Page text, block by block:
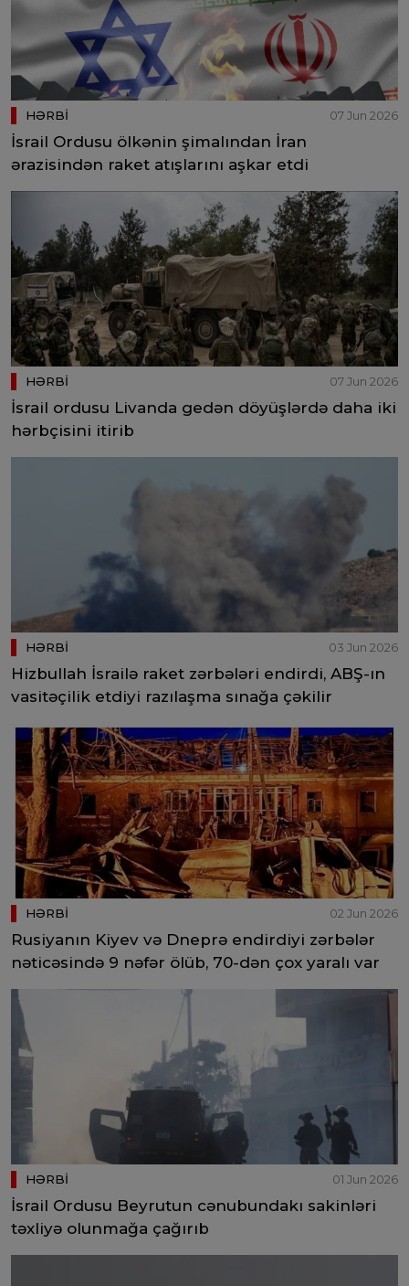
HƏRBİ 07 Jun 2026
İsrail Ordusu ölkənin şimalından İran
ərazisindən raket atışlarını aşkar etdi
HƏRBİ 07 Jun 2026
İsrail ordusu Livanda gedən döyüşlərdə daha iki
hərbçisini itirib
HƏRBİ 03 Jun 2026
Hizbullah İsrailə raket zərbələri endirdi, ABŞ-ın
vasitəçilik etdiyi razılaşma sınağa çəkilir
HƏRBİ 02 Jun 2026
Rusiyanın Kiyev və Dneprə endirdiyi zərbələr
nəticəsində 9 nəfər ölüb, 70-dən çox yaralı var
HƏRBİ 01 Jun 2026
İsrail Ordusu Beyrutun cənubundakı sakinləri
təxliyə olunmağa çağırıb